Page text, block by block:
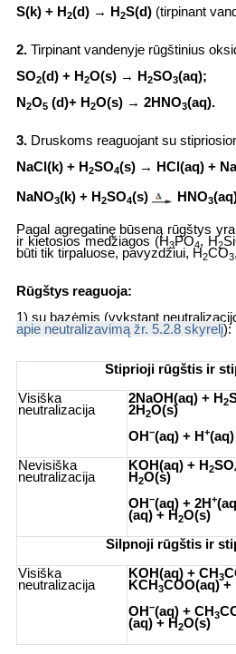
S(k) + H2(d) → H2S(d) (tirpinant
2. Tirpinant vandenyje rūgštinius
SO2(d) + H2O(s) → H2SO3(aq);
N2O5 (d)+ H2O(s) → 2HNO3(aq).
3. Druskoms reaguojant su
NaCl(k) + H2SO4(s) → HCl(aq) +
NaNO3(k) + H2SO4(s) HNO3(aq
Pagal agregatinę būseną rūgštys
ir kietosios medžiagos (H3PO4, H2
būti tik tirpaluose, pavyzdžiui, H2CO3
Rūgštys reaguoja:
1) su bazėmis (vykstant
apie neutralizavimą žr. 5.2.8 skyrelį):
Stiprioji rūgštis ir
Visiška
neutralizacija
2NaOH(aq) + H2
2H2O(s)
OH−(aq) + H+(aq
Nevisiška
neutralizacija
KOH(aq) + H2SO
H2O(s)
OH−(aq) + 2H+(aq
(aq) + H 2O(s)
Silpnoji rūgštis ir
Visiška
neutralizacija
KOH(aq) + CH3
KCH3COO(aq) +
OH−(aq) + CH3
(aq) + H 2O(s)